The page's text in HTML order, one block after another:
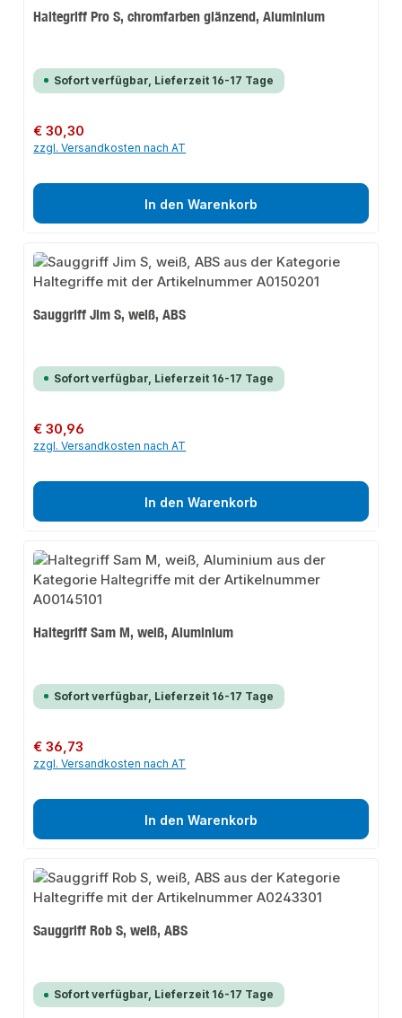
Haltegriff Pro S, chromfarben glänzend, Aluminium
Sofort verfügbar, Lieferzeit 16-17 Tage
Regulärer Preis:
€ 30,30
zzgl. Versandkosten nach AT
In den Warenkorb
Sauggriff Jim S, weiß, ABS
Sofort verfügbar, Lieferzeit 16-17 Tage
Regulärer Preis:
€ 30,96
zzgl. Versandkosten nach AT
In den Warenkorb
Haltegriff Sam M, weiß, Aluminium
Sofort verfügbar, Lieferzeit 16-17 Tage
Regulärer Preis:
€ 36,73
zzgl. Versandkosten nach AT
In den Warenkorb
Sauggriff Rob S, weiß, ABS
Sofort verfügbar, Lieferzeit 16-17 Tage